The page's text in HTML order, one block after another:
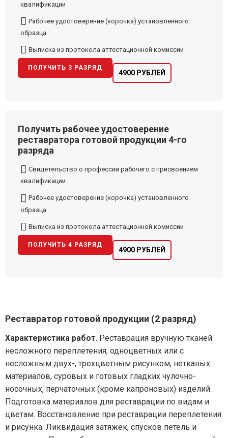
квалификации
Рабочее удостоверение (корочка) установленного
образца
Выписка из протокола аттестационной комиссии
4900 РУБЛЕЙ
ПОЛУЧИТЬ 3 РАЗРЯД
Получить рабочее удостоверение
реставратора готовой продукции 4-го
разряда
Свидетельство о профессии рабочего с присвоением
квалификации
Рабочее удостоверение (корочка) установленного
образца
Выписка из протокола аттестационной комиссии
4900 РУБЛЕЙ
ПОЛУЧИТЬ 4 РАЗРЯД
Реставратор готовой продукции (2 разряд)
Характеристика работ. Реставрация вручную тканей
несложного переплетения, одноцветных или с
несложным двух-, трехцветным рисунком, нетканых
материалов, суровых и готовых гладких чулочно-
носочных, перчаточных (кроме капроновых) изделий.
Подготовка материалов для реставрации по видам и
цветам. Восстановление при реставрации переплетения
и рисунка. Ликвидация затяжек, спусков петель и